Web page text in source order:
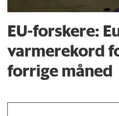
EU-forskere:
varmerekord
forrige måned